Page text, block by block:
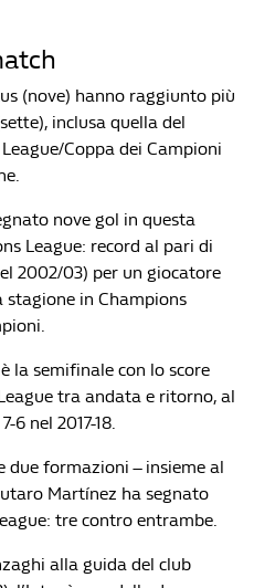
(nove) hanno raggiunto più
inclusa quella del
Coppa dei Campioni
nove gol in questa
League: record al pari di
2002/03) per un giocatore
stagione in Champions
la semifinale con lo score
tra andata e ritorno, al
6 nel 2017-18.
due formazioni – insieme al
Martínez ha segnato
tre contro entrambe.
alla guida del club